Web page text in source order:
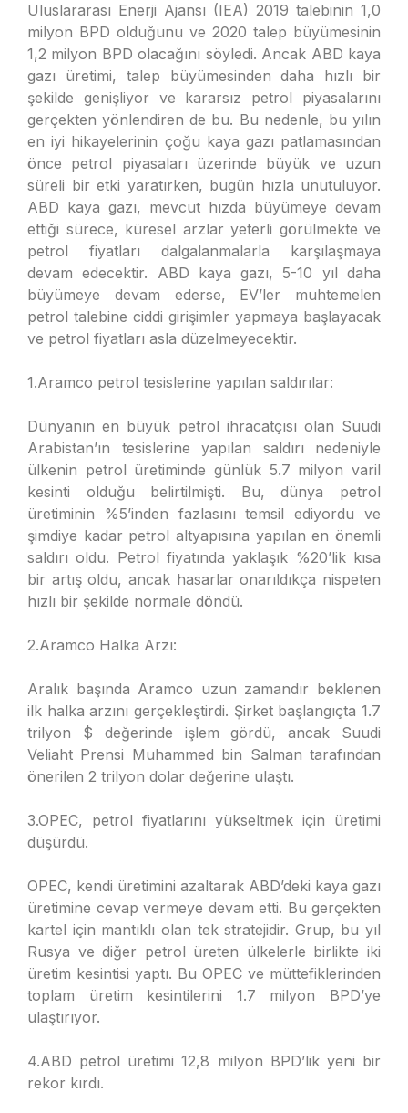
Uluslararası Enerji Ajansı (IEA) 2019 talebinin 1,0
milyon BPD olduğunu ve 2020 talep büyümesinin
1,2 milyon BPD olacağını söyledi. Ancak ABD kaya
gazı üretimi, talep büyümesinden daha hızlı bir
şekilde genişliyor ve kararsız petrol piyasalarını
gerçekten yönlendiren de bu. Bu nedenle, bu yılın
en iyi hikayelerinin çoğu kaya gazı patlamasından
önce petrol piyasaları üzerinde büyük ve uzun
süreli bir etki yaratırken, bugün hızla unutuluyor.
ABD kaya gazı, mevcut hızda büyümeye devam
ettiği sürece, küresel arzlar yeterli görülmekte ve
petrol fiyatları dalgalanmalarla karşılaşmaya
devam edecektir. ABD kaya gazı, 5-10 yıl daha
büyümeye devam ederse, EV’ler muhtemelen
petrol talebine ciddi girişimler yapmaya başlayacak
ve petrol fiyatları asla düzelmeyecektir.
1.Aramco petrol tesislerine yapılan saldırılar:
Dünyanın en büyük petrol ihracatçısı olan Suudi
Arabistan’ın tesislerine yapılan saldırı nedeniyle
ülkenin petrol üretiminde günlük 5.7 milyon varil
kesinti olduğu belirtilmişti. Bu, dünya petrol
üretiminin %5’inden fazlasını temsil ediyordu ve
şimdiye kadar petrol altyapısına yapılan en önemli
saldırı oldu. Petrol fiyatında yaklaşık %20’lik kısa
bir artış oldu, ancak hasarlar onarıldıkça nispeten
hızlı bir şekilde normale döndü.
2.Aramco Halka Arzı:
Aralık başında Aramco uzun zamandır beklenen
ilk halka arzını gerçekleştirdi. Şirket başlangıçta 1.7
trilyon $ değerinde işlem gördü, ancak Suudi
Veliaht Prensi Muhammed bin Salman tarafından
önerilen 2 trilyon dolar değerine ulaştı.
3.OPEC, petrol fiyatlarını yükseltmek için üretimi
düşürdü.
OPEC, kendi üretimini azaltarak ABD’deki kaya gazı
üretimine cevap vermeye devam etti. Bu gerçekten
kartel için mantıklı olan tek stratejidir. Grup, bu yıl
Rusya ve diğer petrol üreten ülkelerle birlikte iki
üretim kesintisi yaptı. Bu OPEC ve müttefiklerinden
toplam üretim kesintilerini 1.7 milyon BPD’ye
ulaştırıyor.
4.ABD petrol üretimi 12,8 milyon BPD’lik yeni bir
rekor kırdı.